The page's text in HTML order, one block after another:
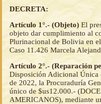
DECRETA:
Artículo 1°.- (Objeto) El
objeto dar cumplimiento al
Plurinacional de Bolivia en
Caso 11.426 Marcela
Artículo 2°.- (Reparación
Disposición Adicional Única
de 2022, la Procuraduría
único de $us12.000.-
AMERICANOS), mediante